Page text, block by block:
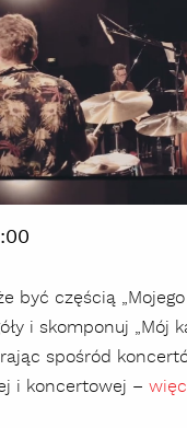
być częścią „Mojego
i skomponuj „Mój
spośród
i koncertowej –